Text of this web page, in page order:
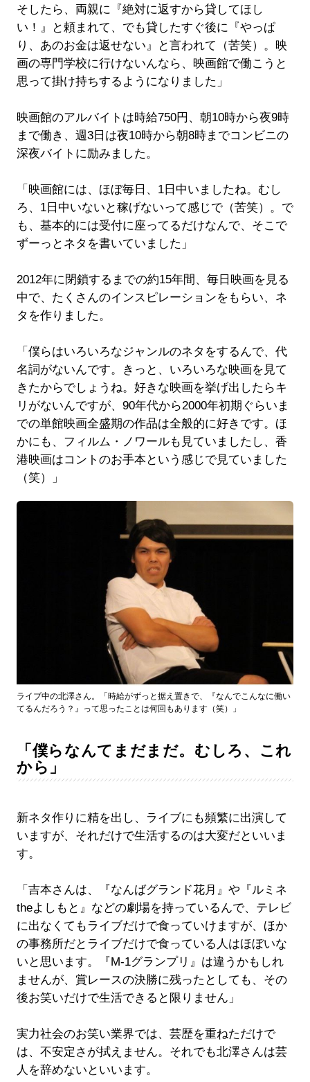
そしたら、両親に『絶対に返すから貸してほし
い！』と頼まれて、でも貸したすぐ後に『やっぱ
り、あのお金は返せない』と言われて（苦笑）。映
画の専門学校に行けないんなら、映画館で働こうと
思って掛け持ちするようになりました」
映画館のアルバイトは時給750円、朝10時から夜9時
まで働き、週3日は夜10時から朝8時までコンビニの
深夜バイトに励みました。
「映画館には、ほぼ毎日、1日中いましたね。むし
ろ、1日中いないと稼げないって感じで（苦笑）。で
も、基本的には受付に座ってるだけなんで、そこで
ずーっとネタを書いていました」
2012年に閉鎖するまでの約15年間、毎日映画を見る
中で、たくさんのインスピレーションをもらい、ネ
タを作りました。
「僕らはいろいろなジャンルのネタをするんで、代
名詞がないんです。きっと、いろいろな映画を見て
きたからでしょうね。好きな映画を挙げ出したらキ
リがないんですが、90年代から2000年初期ぐらいま
での単館映画全盛期の作品は全般的に好きです。ほ
かにも、フィルム・ノワールも見ていましたし、香
港映画はコントのお手本という感じで見ていました
（笑）」
ライブ中の北澤さん。「時給がずっと据え置きで、『なんでこんなに働い
てるんだろう？』って思ったことは何回もあります（笑）」
「僕らなんてまだまだ。むしろ、これ
から」
新ネタ作りに精を出し、ライブにも頻繁に出演して
いますが、それだけで生活するのは大変だといいま
す。
「吉本さんは、『なんばグランド花月』や『ルミネ
theよしもと』などの劇場を持っているんで、テレビ
に出なくてもライブだけで食っていけますが、ほか
の事務所だとライブだけで食っている人はほぼいな
いと思います。『M-1グランプリ』は違うかもしれ
ませんが、賞レースの決勝に残ったとしても、その
後お笑いだけで生活できると限りません」
実力社会のお笑い業界では、芸歴を重ねただけで
は、不安定さが拭えません。それでも北澤さんは芸
人を辞めないといいます。